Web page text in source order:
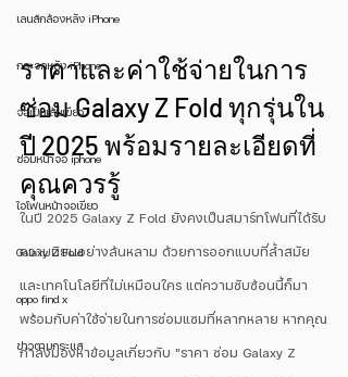
เลนส์กล้องหลัง iPhone
กระจกหลัง iPhone
จอเป็นเส้นเขียว
ซ่อมหน้าจอ iphone
ไอโฟนหน้าจอเขียว
Galaxy Z Fold
oppo find x
ข่าวตามกระแส
ราคาและค่าใช้จ่ายในการ
ซ่อม Galaxy Z Fold ทุกรุ่นใน
ปี 2025 พร้อมรายละเอียดที่
คุณควรรู้
ในปี 2025 Galaxy Z Fold ยังคงเป็นสมาร์ทโฟนที่ได้รับ
ความนิยมอย่างล้นหลาม ด้วยการออกแบบที่ล้ำสมัย
และเทคโนโลยีที่ไม่เหมือนใคร แต่ความซับซ้อนนี้ก็มา
พร้อมกับค่าใช้จ่ายในการซ่อมแซมที่หลากหลาย หากคุณ
กำลังมองหาข้อมูลเกี่ยวกับ "ราคา ซ่อม Galaxy Z